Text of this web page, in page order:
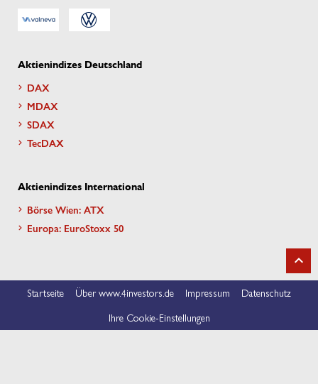
Aktienindizes Deutschland
DAX
MDAX
SDAX
TecDAX
Aktienindizes International
Börse Wien: ATX
Europa: EuroStoxx 50
Startseite Über www.4investors.de Impressum
Datenschutz
Ihre Cookie-Einstellungen